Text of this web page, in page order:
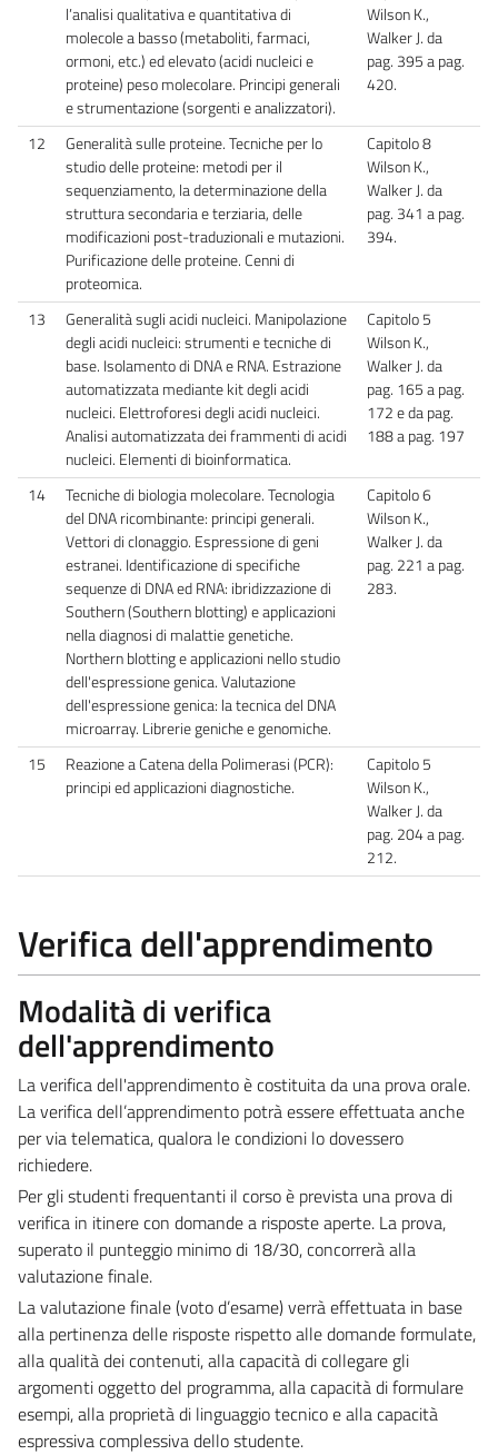
l’analisi qualitativa e quantitativa di
molecole a basso (metaboliti, farmaci,
ormoni, etc.) ed elevato (acidi nucleici e
proteine) peso molecolare. Principi generali
e strumentazione (sorgenti e analizzatori).
Wilson K.,
Walker J. da
pag. 395 a pag.
420.
12
Generalità sulle proteine. Tecniche per lo
studio delle proteine: metodi per il
sequenziamento, la determinazione della
struttura secondaria e terziaria, delle
modificazioni post-traduzionali e mutazioni.
Purificazione delle proteine. Cenni di
proteomica.
Capitolo 8
Wilson K.,
Walker J. da
pag. 341 a pag.
394.
13
Generalità sugli acidi nucleici. Manipolazione
degli acidi nucleici: strumenti e tecniche di
base. Isolamento di DNA e RNA. Estrazione
automatizzata mediante kit degli acidi
nucleici. Elettroforesi degli acidi nucleici.
Analisi automatizzata dei frammenti di acidi
nucleici. Elementi di bioinformatica.
Capitolo 5
Wilson K.,
Walker J. da
pag. 165 a pag.
172 e da pag.
188 a pag. 197
14
Tecniche di biologia molecolare. Tecnologia
del DNA ricombinante: principi generali.
Vettori di clonaggio. Espressione di geni
estranei. Identificazione di specifiche
sequenze di DNA ed RNA: ibridizzazione di
Southern (Southern blotting) e applicazioni
nella diagnosi di malattie genetiche.
Northern blotting e applicazioni nello studio
dell'espressione genica. Valutazione
dell'espressione genica: la tecnica del DNA
microarray. Librerie geniche e genomiche.
Capitolo 6
Wilson K.,
Walker J. da
pag. 221 a pag.
283.
15
Reazione a Catena della Polimerasi (PCR):
principi ed applicazioni diagnostiche.
Capitolo 5
Wilson K.,
Walker J. da
pag. 204 a pag.
212.
Verifica dell'apprendimento
Modalità di verifica
dell'apprendimento
La verifica dell'apprendimento è costituita da una prova orale.
La verifica dell’apprendimento potrà essere effettuata anche
per via telematica, qualora le condizioni lo dovessero
richiedere.
Per gli studenti frequentanti il corso è prevista una prova di
verifica in itinere con domande a risposte aperte. La prova,
superato il punteggio minimo di 18/30, concorrerà alla
valutazione finale.
La valutazione finale (voto d’esame) verrà effettuata in base
alla pertinenza delle risposte rispetto alle domande formulate,
alla qualità dei contenuti, alla capacità di collegare gli
argomenti oggetto del programma, alla capacità di formulare
esempi, alla proprietà di linguaggio tecnico e alla capacità
espressiva complessiva dello studente.